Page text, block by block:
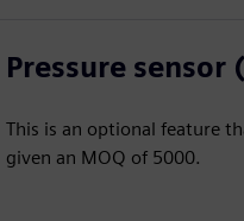
Pressure
This is an optional feature
given an MOQ of 5000.